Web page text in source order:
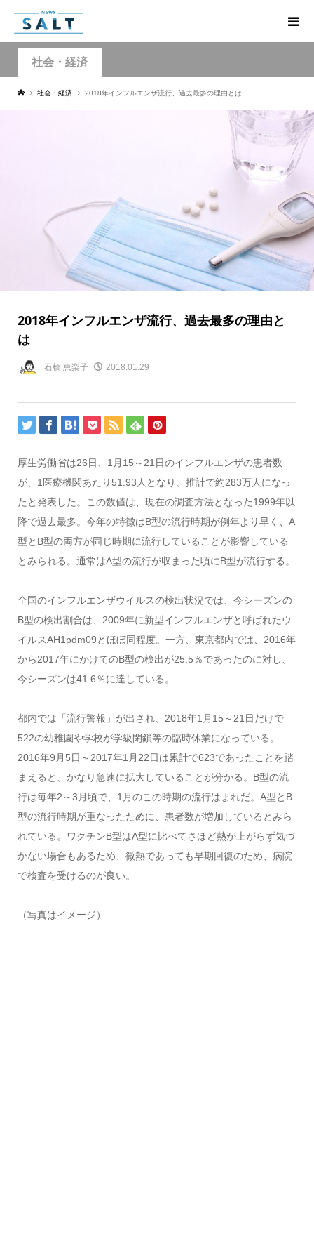
社会・経済
社会・経済 2018年インフルエンザ流行、過去最多の理由とは
2018年インフルエンザ流行、過去最多の理由と
は
石橋 恵梨子 2018.01.29
厚生労働省は26日、1月15～21日のインフルエンザの患者数
が、1医療機関あたり51.93人となり、推計で約283万人になっ
たと発表した。この数値は、現在の調査方法となった1999年以
降で過去最多。今年の特徴はB型の流行時期が例年より早く、A
型とB型の両方が同じ時期に流行していることが影響している
とみられる。通常はA型の流行が収まった頃にB型が流行する。
全国のインフルエンザウイルスの検出状況では、今シーズンの
B型の検出割合は、2009年に新型インフルエンザと呼ばれたウ
イルスAH1pdm09とほぼ同程度。一方、東京都内では、2016年
から2017年にかけてのB型の検出が25.5％であったのに対し、
今シーズンは41.6％に達している。
都内では「流行警報」が出され、2018年1月15～21日だけで
522の幼稚園や学校が学級閉鎖等の臨時休業になっている。
2016年9月5日～2017年1月22日は累計で623であったことを踏
まえると、かなり急速に拡大していることが分かる。B型の流
行は毎年2～3月頃で、1月のこの時期の流行はまれだ。A型とB
型の流行時期が重なったために、患者数が増加しているとみら
れている。ワクチンB型はA型に比べてさほど熱が上がらず気づ
かない場合もあるため、微熱であっても早期回復のため、病院
で検査を受けるのが良い。
（写真はイメージ）